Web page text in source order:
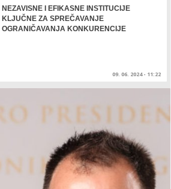
NEZAVISNE I EFIKASNE INSTITUCIJE
KLJUČNE ZA SPREČAVANJE
OGRANIČAVANJA KONKURENCIJE
09. 06. 2024 - 11:22